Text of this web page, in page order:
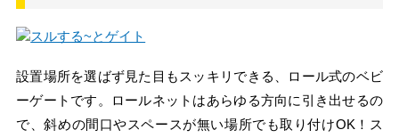
設置場所を選ばず見た目もスッキリできる、ロール式のベビ
ーゲートです。ロールネットはあらゆる方向に引き出せるの
で、斜めの間口やスペースが無い場所でも取り付けOK！ス